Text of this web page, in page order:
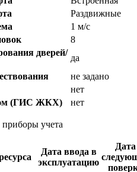
Раздвижные
1 м/с
8
дверей/
да
не задано
нет
(ГИС ЖКХ)
нет
учета
Дата ввода в
эксплуатацию
Дата